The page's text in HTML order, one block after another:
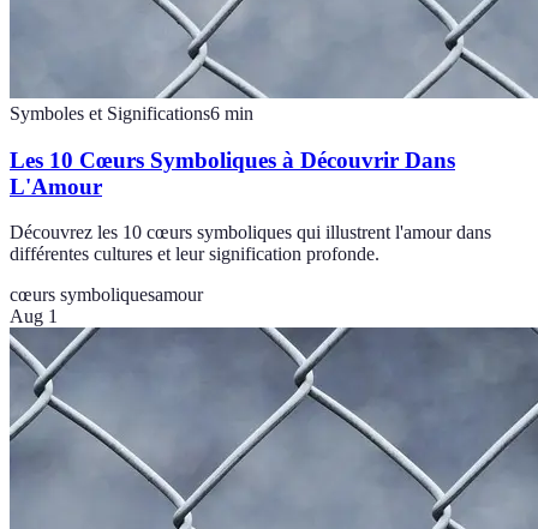
Symboles et Significations6 min
Les 10 Cœurs Symboliques à Découvrir Dans
L'Amour
Découvrez les 10 cœurs symboliques qui illustrent l'amour dans
différentes cultures et leur signification profonde.
cœurs symboliquesamour
Aug 1